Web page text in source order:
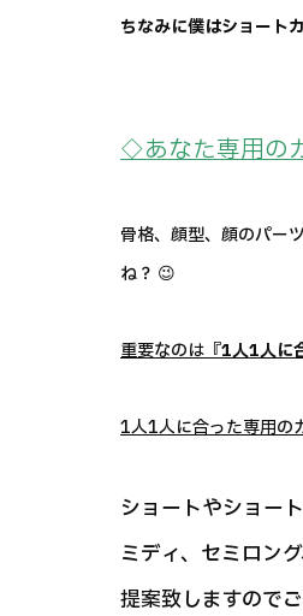
ちなみに僕はショート
◇あなた専用の
骨格、顔型、顔のパー
ね？ 😉
重要なのは 『1人1人に
1人1人に合った専用の
ショートやショー
ミディ、セミロン
提案致しますので